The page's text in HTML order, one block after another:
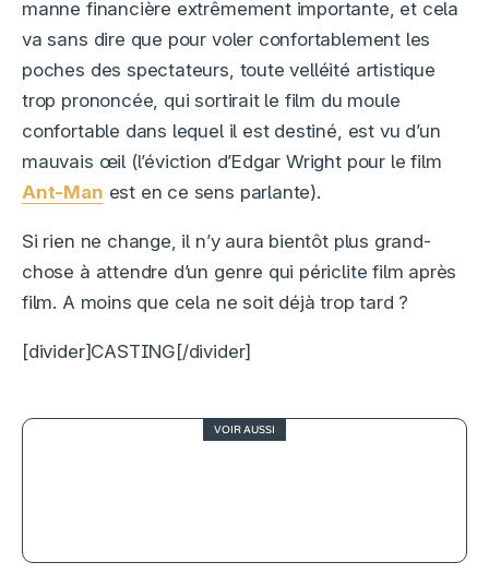
manne financière extrêmement importante, et cela
va sans dire que pour voler confortablement les
poches des spectateurs, toute velléité artistique
trop prononcée, qui sortirait le film du moule
confortable dans lequel il est destiné, est vu d’un
mauvais œil (l’éviction d’Edgar Wright pour le film
Ant-Man est en ce sens parlante).
Si rien ne change, il n’y aura bientôt plus grand-
chose à attendre d’un genre qui périclite film après
film. A moins que cela ne soit déjà trop tard ?
[divider]CASTING[/divider]
VOIR AUSSI